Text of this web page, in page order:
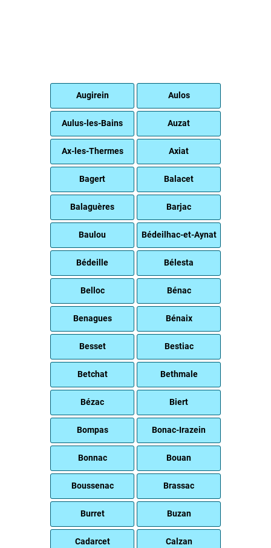
Augirein Aulos
Aulus-les-Bains Auzat
Ax-les-Thermes Axiat
Bagert Balacet
Balaguères Barjac
Baulou Bédeilhac-et-Aynat
Bédeille Bélesta
Belloc Bénac
Benagues Bénaix
Besset Bestiac
Betchat Bethmale
Bézac Biert
Bompas Bonac-Irazein
Bonnac Bouan
Boussenac Brassac
Burret Buzan
Cadarcet Calzan